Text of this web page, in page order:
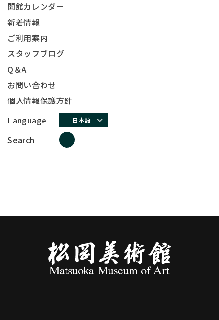
開館カレンダー
新着情報
ご利用案内
スタッフブログ
Q＆A
お問い合わせ
個人情報保護方針
Language
日本語
Search